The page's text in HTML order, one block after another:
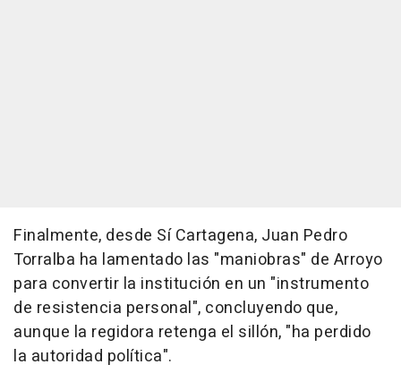
Finalmente, desde Sí Cartagena, Juan Pedro
Torralba ha lamentado las "maniobras" de Arroyo
para convertir la institución en un "instrumento
de resistencia personal", concluyendo que,
aunque la regidora retenga el sillón, "ha perdido
la autoridad política".